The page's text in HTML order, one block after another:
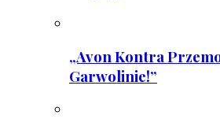
„Avon Kontra
Garwolinie!”